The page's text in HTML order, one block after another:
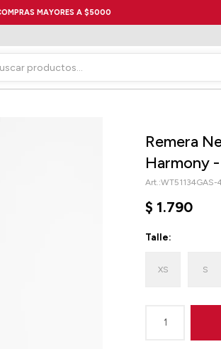
MAYORES A $5000
Remera
Harmony
WT51134GAS-
$ 1.790
Talle:
XS S
1